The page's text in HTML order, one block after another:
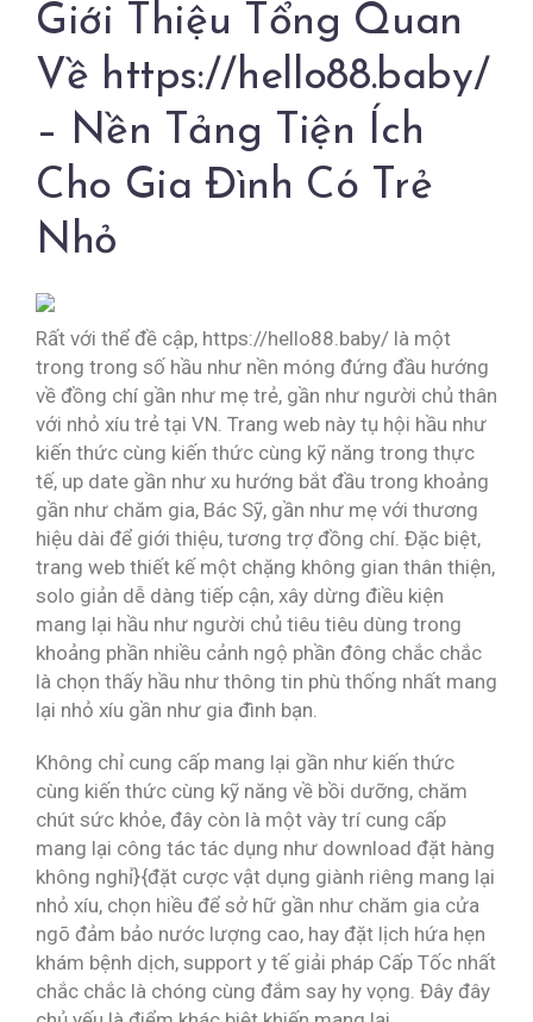
Giới Thiệu Tổng Quan
Về https://hello88.baby/
– Nền Tảng Tiện Ích
Cho Gia Đình Có Trẻ
Nhỏ
Rất với thể đề cập, https://hello88.baby/ là một
trong trong số hầu như nền móng đứng đầu hướng
về đồng chí gần như mẹ trẻ, gần như người chủ thân
với nhỏ xíu trẻ tại VN. Trang web này tụ hội hầu như
kiến thức cùng kiến thức cùng kỹ năng trong thực
tế, up date gần như xu hướng bắt đầu trong khoảng
gần như chăm gia, Bác Sỹ, gần như mẹ với thương
hiệu dài để giới thiệu, tương trợ đồng chí. Đặc biệt,
trang web thiết kế một chặng không gian thân thiện,
solo giản dễ dàng tiếp cận, xây dừng điều kiện
mang lại hầu như người chủ tiêu tiêu dùng trong
khoảng phần nhiều cảnh ngộ phần đông chắc chắc
là chọn thấy hầu như thông tin phù thống nhất mang
lại nhỏ xíu gần như gia đình bạn.
Không chỉ cung cấp mang lại gần như kiến thức
cùng kiến thức cùng kỹ năng về bồi dưỡng, chăm
chút sức khỏe, đây còn là một vày trí cung cấp
mang lại công tác tác dụng như download đặt hàng
không nghỉ}{đặt cược vật dụng giành riêng mang lại
nhỏ xíu, chọn hiều để sở hữ gần như chăm gia cửa
ngõ đảm bảo nước lượng cao, hay đặt lịch hứa hẹn
khám bệnh dịch, support y tế giải pháp Cấp Tốc nhất
chắc chắc là chóng cùng đắm say hy vọng. Đây đây